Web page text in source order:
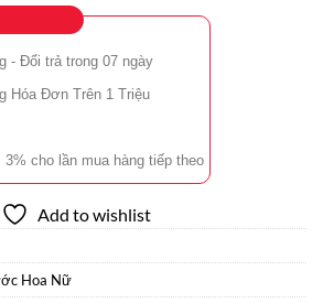
- Đổi trả trong 07 ngày
Hóa Đơn Trên 1 Triệu
3% cho lần mua hàng tiếp theo
Add to wishlist
Hoa Nữ